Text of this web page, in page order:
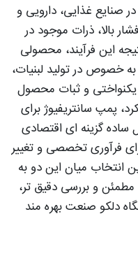
صنایع غذایی، دارویی و
بالا، ذرات موجود در
این فرآیند، محصولی
خصوص در تولید لبنیات،
و ثبات محصول
پمپ سانتریفیوژ برای
ساده گزینه‌ ای اقتصادی
فرآوری تخصصی و تغییر
انتخاب میان این دو به
و بررسی دقیق‌ تر،
دلکو صنعت بهره‌ مند